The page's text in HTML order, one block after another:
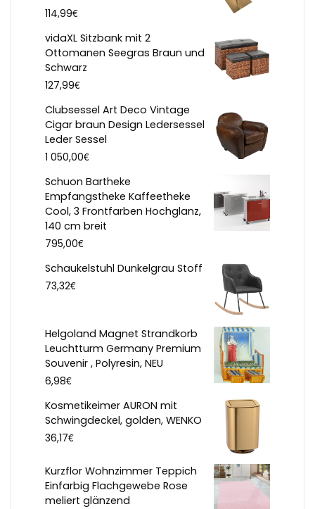
114,99€
vidaXL Sitzbank mit 2
Ottomanen Seegras Braun und
Schwarz
127,99€
Clubsessel Art Deco Vintage
Cigar braun Design Ledersessel
Leder Sessel
1 050,00€
Schuon Bartheke
Empfangstheke Kaffeetheke
Cool, 3 Frontfarben Hochglanz,
140 cm breit
795,00€
Schaukelstuhl Dunkelgrau Stoff
73,32€
Helgoland Magnet Strandkorb
Leuchtturm Germany Premium
Souvenir , Polyresin, NEU
6,98€
Kosmetikeimer AURON mit
Schwingdeckel, golden, WENKO
36,17€
Kurzflor Wohnzimmer Teppich
Einfarbig Flachgewebe Rose
meliert glänzend